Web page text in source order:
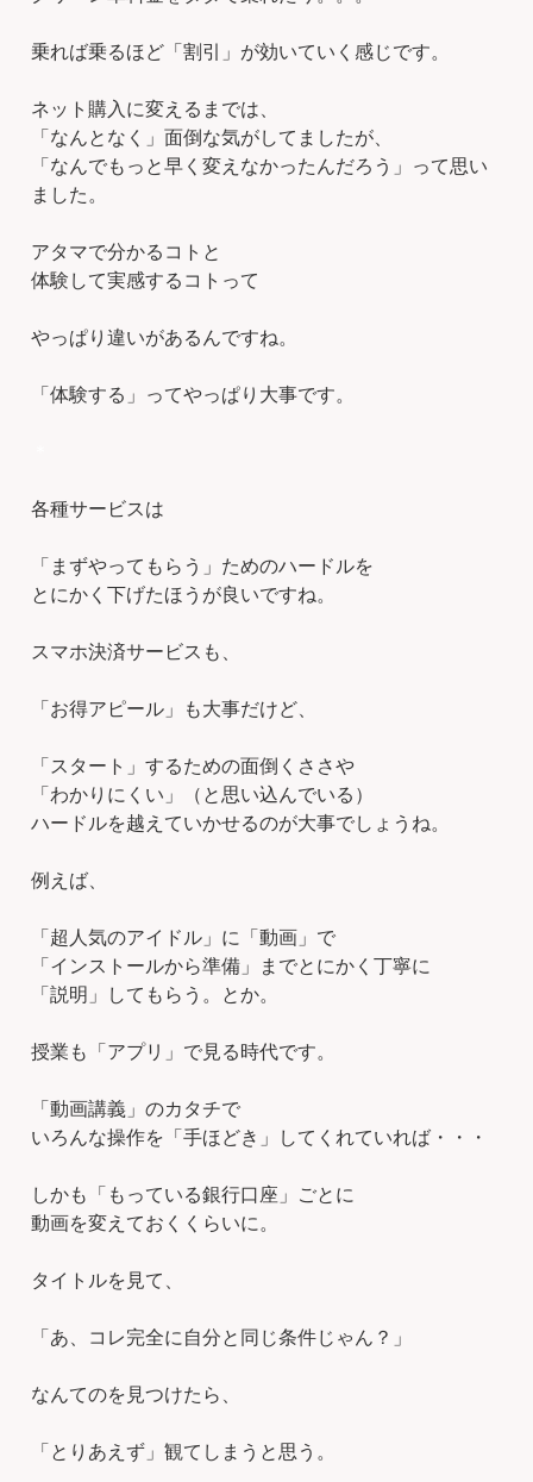
乗れば乗るほど「割引」が効いていく感じです。
ネット購入に変えるまでは、
「なんとなく」面倒な気がしてましたが、
「なんでもっと早く変えなかったんだろう」って思い
ました。
アタマで分かるコトと
体験して実感するコトって
やっぱり違いがあるんですね。
「体験する」ってやっぱり大事です。
各種サービスは
「まずやってもらう」ためのハードルを
とにかく下げたほうが良いですね。
スマホ決済サービスも、
「お得アピール」も大事だけど、
「スタート」するための面倒くささや
「わかりにくい」（と思い込んでいる）
ハードルを越えていかせるのが大事でしょうね。
例えば、
「超人気のアイドル」に「動画」で
「インストールから準備」までとにかく丁寧に
「説明」してもらう。とか。
授業も「アプリ」で見る時代です。
「動画講義」のカタチで
いろんな操作を「手ほどき」してくれていれば・・・
しかも「もっている銀行口座」ごとに
動画を変えておくくらいに。
タイトルを見て、
「あ、コレ完全に自分と同じ条件じゃん？」
なんてのを見つけたら、
「とりあえず」観てしまうと思う。